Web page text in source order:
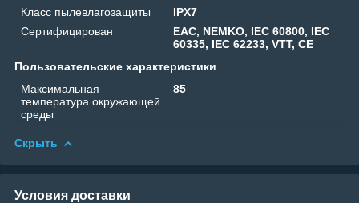
Класс пылевлагозащиты
IPX7
Сертифицирован
EAC, NEMKO, IEC 60800, IEC
60335, IEC 62233, VTT, CE
Пользовательские характеристики
Максимальная
температура окружающей
среды
85
Скрыть
Условия доставки